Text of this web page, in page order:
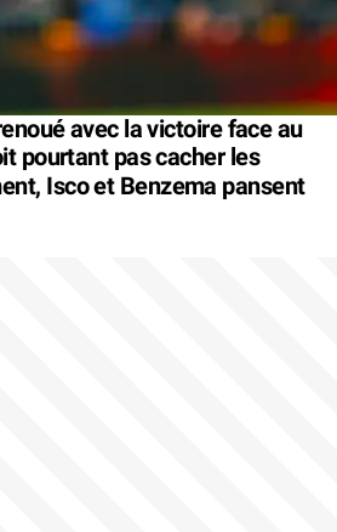
avec la victoire face au
pourtant pas cacher les
Isco et Benzema pansent